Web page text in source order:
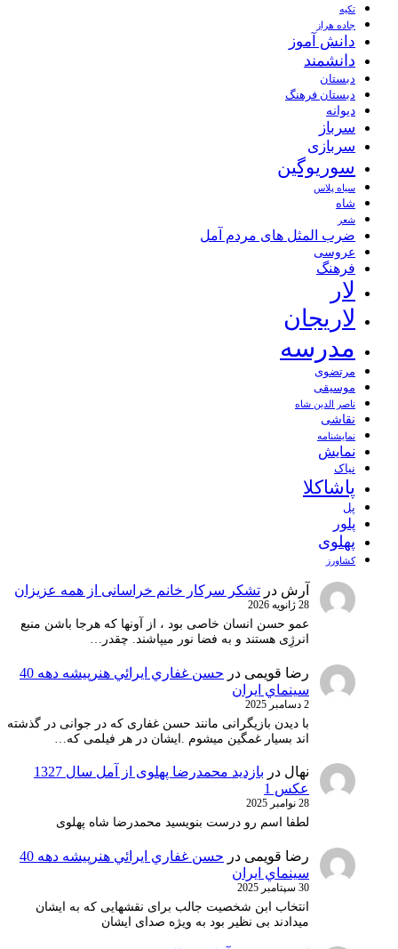
تکیه
جاده هراز
دانش آموز
دانشمند
دبستان
دبستان فرهنگ
دیوانه
سرباز
سربازی
سوریوگین
سیاه پلاس
شاه
شعر
ضرب المثل های مردم آمل
عروسی
فرهنگ
لار
لاریجان
مدرسه
مرتضوی
موسیقی
ناصر الدین شاه
نقاشی
نمايشنامه
نمایش
نیاک
پاشاکلا
پل
پلور
پهلوی
کشاورز
آرش در تشکر سرکار خانم خراسانی از همه عزیزان
28 ژانویه 2026
عمو حسن انسان خاصی بود ، از آونها که هرجا باشن منبع
انرژِی هستند و به فضا نور میپاشند. چقدر…
رضا قویمی در
حسن غفاري ايرائي هنرپيشه دهه 40
سينماي ايران
2 دسامبر 2025
با دیدن بازیگرانی مانند حسن غفاری که در جوانی در گذشته
اند بسیار غمگین میشوم .ایشان در هر فیلمی که…
نهال در
بازدید محمدرضا پهلوی از آمل سال 1327
عکس 1
28 نوامبر 2025
لطفا اسم رو درست بنویسید محمدرضا شاه پهلوی
رضا قویمی در
حسن غفاري ايرائي هنرپيشه دهه 40
سينماي ايران
30 سپتامبر 2025
انتخاب ابن شخصیت جالب برای نقشهایی که به ایشان
میدادند بی نظیر بود به ویژه صدای ایشان